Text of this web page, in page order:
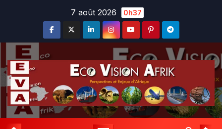
7 août 2026 0h37